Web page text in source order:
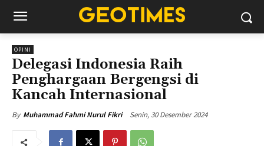
OPINI
Delegasi Indonesia Raih
Penghargaan Bergengsi di
Kancah Internasional
By Muhammad Fahmi Nurul Fikri Senin, 30 Desember 2024